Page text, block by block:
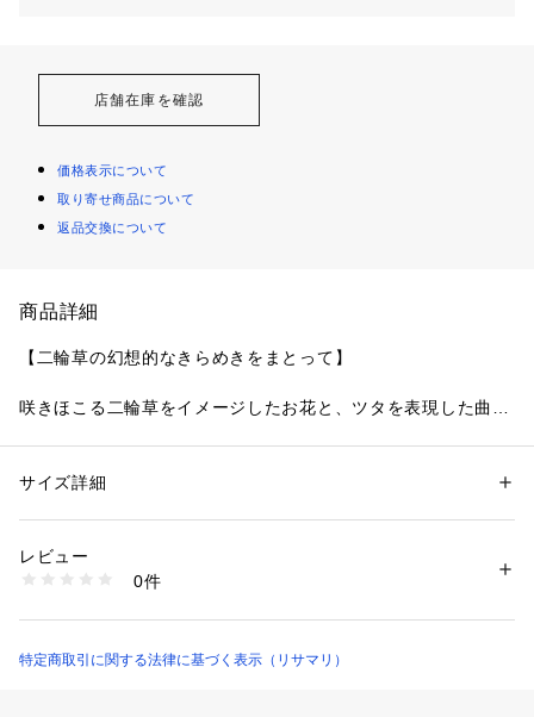
店舗在庫を確認
価格表示について
取り寄せ商品について
返品交換について
商品詳細
【二輪草の幻想的なきらめきをまとって】
咲きほこる二輪草をイメージしたお花と、ツタを表現した曲線
ス。対照的に色とりどりの曲線は太めのステッチやラメ糸、ド
きが幾重にも折り重なる、幻想的な世界観を表現しています。
フロントリボンの中央にはキラキラと輝くストーンチャーム
な印象の新しいリサマリをお楽しみいただけます。
性別：レディース
素材：ナイロン・ポリエステル・その他
商品番号：
N05-74514 （ショップ）
サイズ詳細
レビュー
0件
特定商取引に関する法律に基づく表示（リサマリ）